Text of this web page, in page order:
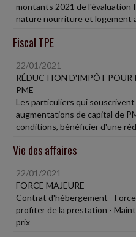
montants 2021 de l'évaluation
nature nourriture et logement
Fiscal TPE
22/01/2021
RÉDUCTION D'IMPÔT POUR
PME
Les particuliers qui
augmentations de capital de
conditions, bénéficier d'une
Vie des affaires
22/01/2021
FORCE MAJEURE
Contrat d'hébergement -
profiter de la prestation -
prix